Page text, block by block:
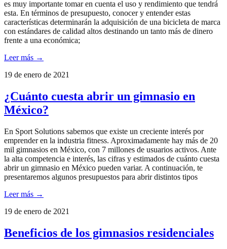
es muy importante tomar en cuenta el uso y rendimiento que tendrá
esta. En términos de presupuesto, conocer y entender estas
características determinarán la adquisición de una bicicleta de marca
con estándares de calidad altos destinando un tanto más de dinero
frente a una económica;
Leer más →
19 de enero de 2021
¿Cuánto cuesta abrir un gimnasio en
México?
En Sport Solutions sabemos que existe un creciente interés por
emprender en la industria fitness. Aproximadamente hay más de 20
mil gimnasios en México, con 7 millones de usuarios activos. Ante
la alta competencia e interés, las cifras y estimados de cuánto cuesta
abrir un gimnasio en México pueden variar. A continuación, te
presentaremos algunos presupuestos para abrir distintos tipos
Leer más →
19 de enero de 2021
Beneficios de los gimnasios residenciales